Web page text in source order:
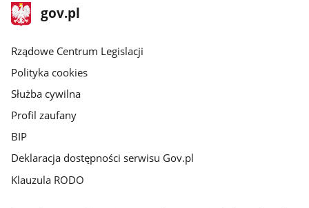
stopka
gov.plStrona
gov.pl
Rządowe Centrum Legislacji
Polityka cookies
Służba cywilna
Profil zaufany
BIP
Deklaracja dostępności serwisu Gov.pl
Klauzula RODO